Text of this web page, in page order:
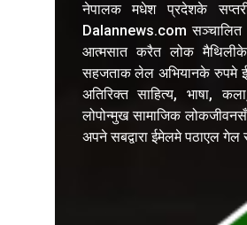
नेपालक मधेश प्रदेशके सप्तरी
Dalannews.com सञ्चालित
आत्मसात करैत लोक
सहजताक लेल अभियानके रुपमे
अतिरिक्त साहित्य, भाषा,
लोपोन्मुख सामाजिक
अपने सबद्वारा ईमेलमे पठाएल